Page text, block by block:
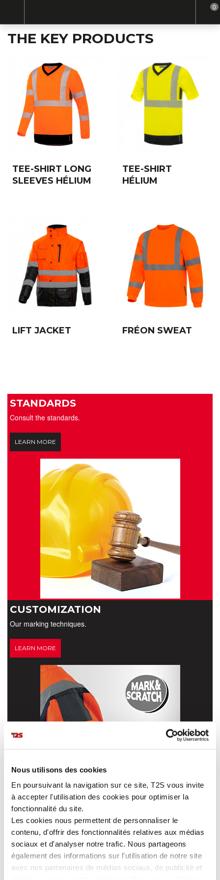
Nous utilisons des cookies
En poursuivant la navigation sur ce site, T2S vous invite
à accepter l'utilisation des cookies pour optimiser la
fonctionnalité du site.
Les cookies nous permettent de personnaliser le
contenu, d'offrir des fonctionnalités relatives aux médias
sociaux et d'analyser notre trafic. Nous partageons
également des informations sur l'utilisation de notre site
avec nos partenaires de médias sociaux, de publicité et
THE KEY PRODUCTS
TEE-SHIRT LONG
SLEEVES HÉLIUM
TEE-SHIRT
HÉLIUM
LIFT JACKET FRÉON SWEAT
STANDARDS
Consult the standards.
LEARN MORE
CUSTOMIZATION
Our marking techniques.
LEARN MORE
0